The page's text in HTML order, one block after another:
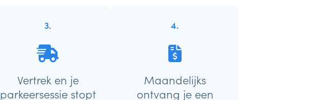
3.
Vertrek en je
parkeersessie stopt
4.
Maandelijks
ontvang je een